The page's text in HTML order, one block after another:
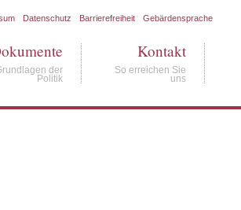
Datenschutz Barrierefreiheit Gebärdensprache
der
Politik
Kontakt
So erreichen Sie
uns